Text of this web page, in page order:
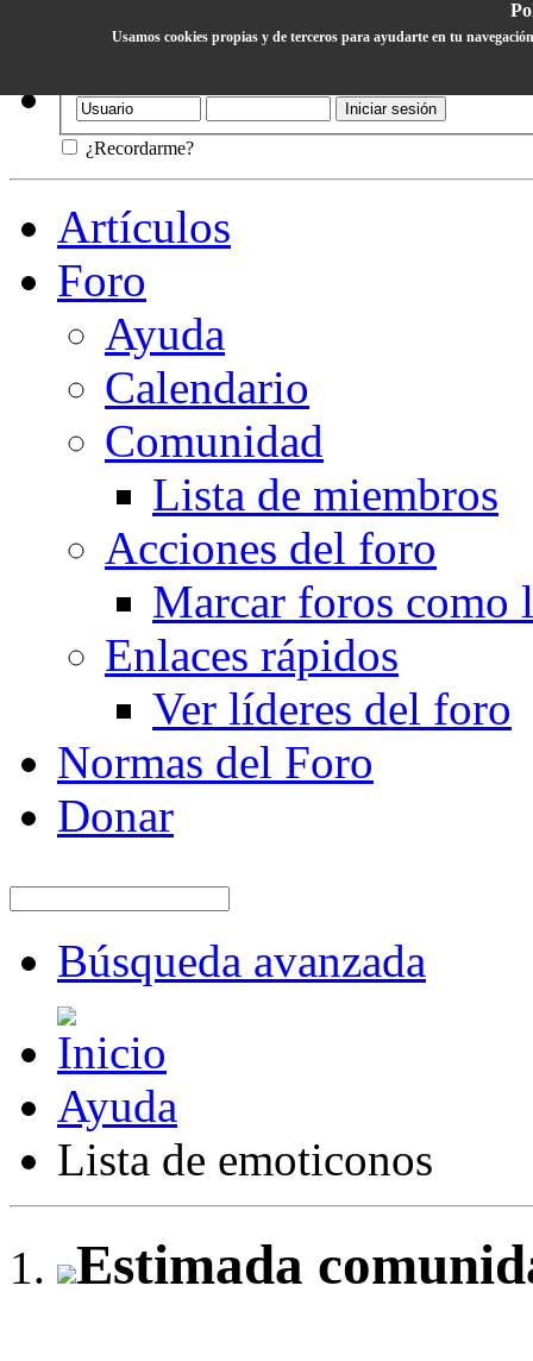
¿Recordarme?
Usamos cookies propias y de terceros para ayudarte en tu
Artículos
Foro
Ayuda
Calendario
Comunidad
Lista de miembros
Acciones del foro
Marcar foros como
Enlaces rápidos
Ver líderes del foro
Normas del Foro
Donar
Búsqueda avanzada
Ayuda
Lista de emoticonos
Estimada